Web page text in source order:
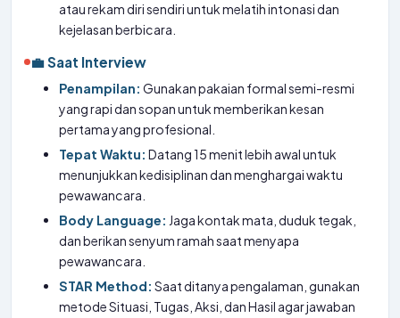
atau rekam diri sendiri untuk melatih intonasi dan
kejelasan berbicara.
💼 Saat Interview
Penampilan: Gunakan pakaian formal semi-resmi
yang rapi dan sopan untuk memberikan kesan
pertama yang profesional.
Tepat Waktu: Datang 15 menit lebih awal untuk
menunjukkan kedisiplinan dan menghargai waktu
pewawancara.
Body Language: Jaga kontak mata, duduk tegak,
dan berikan senyum ramah saat menyapa
pewawancara.
STAR Method: Saat ditanya pengalaman, gunakan
metode Situasi, Tugas, Aksi, dan Hasil agar jawaban